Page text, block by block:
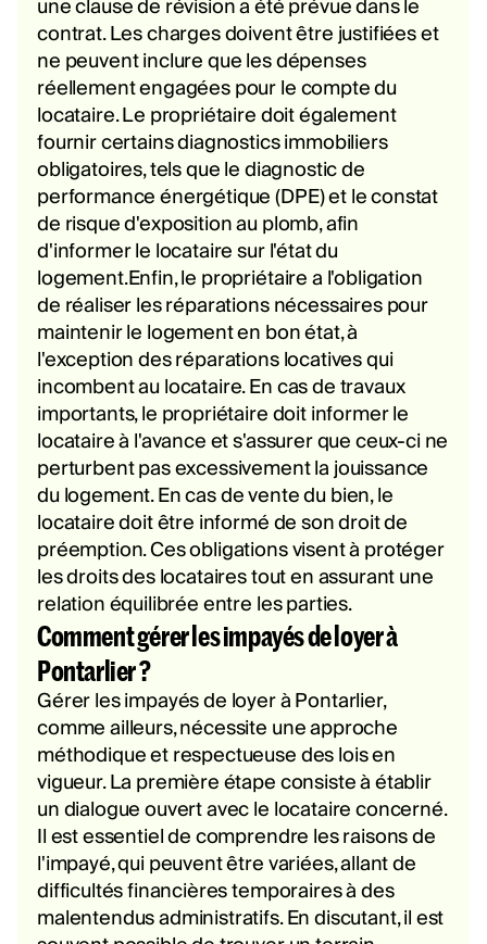
une clause de révision a été prévue dans le
contrat. Les charges doivent être justifiées et
ne peuvent inclure que les dépenses
réellement engagées pour le compte du
locataire. Le propriétaire doit également
fournir certains diagnostics immobiliers
obligatoires, tels que le diagnostic de
performance énergétique (DPE) et le constat
de risque d'exposition au plomb, afin
d'informer le locataire sur l'état du
logement.Enfin, le propriétaire a l'obligation
de réaliser les réparations nécessaires pour
maintenir le logement en bon état, à
l'exception des réparations locatives qui
incombent au locataire. En cas de travaux
importants, le propriétaire doit informer le
locataire à l'avance et s'assurer que ceux-ci ne
perturbent pas excessivement la jouissance
du logement. En cas de vente du bien, le
locataire doit être informé de son droit de
préemption. Ces obligations visent à protéger
les droits des locataires tout en assurant une
relation équilibrée entre les parties.
Comment gérer les impayés de loyer à
Pontarlier ?
Gérer les impayés de loyer à Pontarlier,
comme ailleurs, nécessite une approche
méthodique et respectueuse des lois en
vigueur. La première étape consiste à établir
un dialogue ouvert avec le locataire concerné.
Il est essentiel de comprendre les raisons de
l'impayé, qui peuvent être variées, allant de
difficultés financières temporaires à des
malentendus administratifs. En discutant, il est